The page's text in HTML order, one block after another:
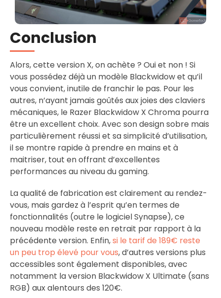
Conclusion
Alors, cette version X, on achète ? Oui et non ! Si
vous possédez déjà un modèle Blackwidow et qu’il
vous convient, inutile de franchir le pas. Pour les
autres, n’ayant jamais goûtés aux joies des claviers
mécaniques, le Razer Blackwidow X Chroma pourra
être un excellent choix. Avec son design sobre mais
particulièrement réussi et sa simplicité d’utilisation,
il se montre rapide à prendre en mains et à
maitriser, tout en offrant d’excellentes
performances au niveau du gaming.
La qualité de fabrication est clairement au rendez-
vous, mais gardez à l’esprit qu’en termes de
fonctionnalités (outre le logiciel Synapse), ce
nouveau modèle reste en retrait par rapport à la
précédente version. Enfin,si le tarif de 189€ reste
un peu trop élevé pour vous, d’autres versions plus
accessibles sont également disponibles, avec
notamment la version Blackwidow X Ultimate (sans
RGB) aux alentours des 120€.